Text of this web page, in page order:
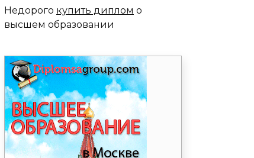
Недорого купить диплом о
высшем образовании